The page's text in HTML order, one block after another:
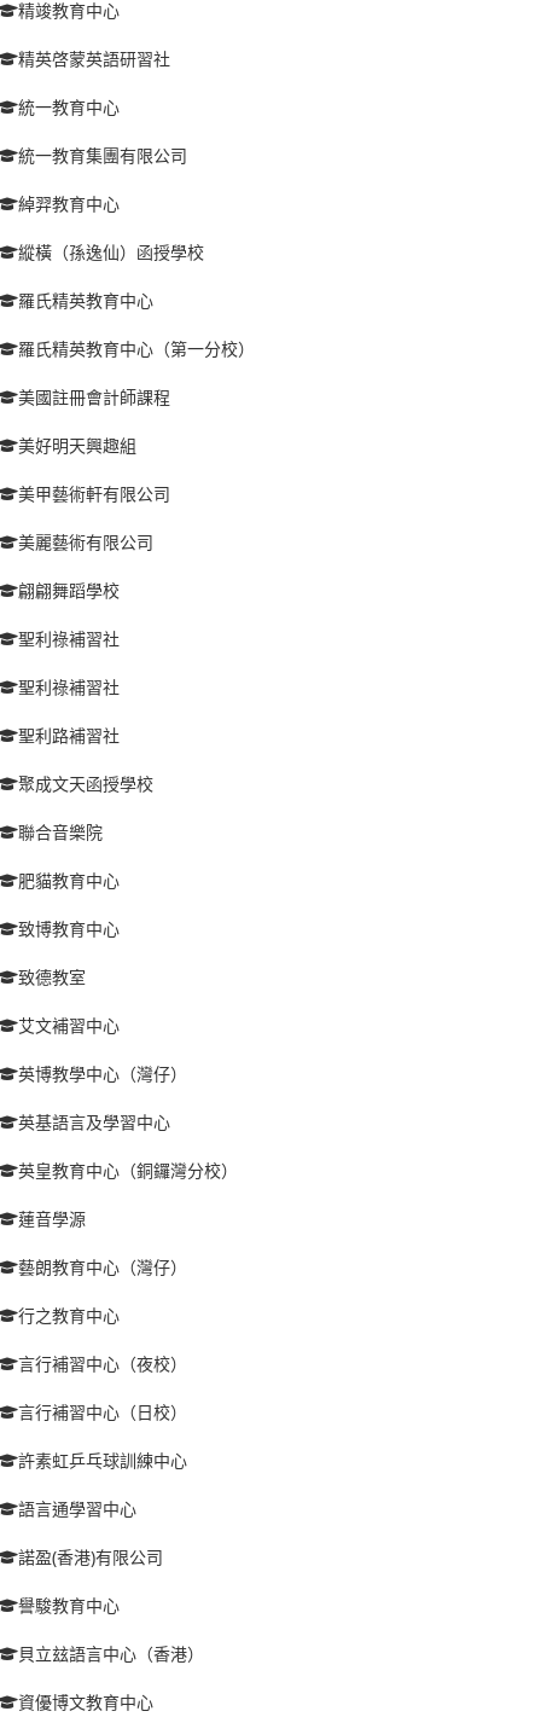
精竣教育中心
精英啓蒙英語研習社
統一教育中心
統一教育集團有限公司
綽羿教育中心
縱橫（孫逸仙）函授學校
羅氏精英教育中心
羅氏精英教育中心（第一分校）
美國註冊會計師課程
美好明天興趣組
美甲藝術軒有限公司
美麗藝術有限公司
翩翩舞蹈學校
聖利祿補習社
聖利祿補習社
聖利路補習社
聚成文天函授學校
聯合音樂院
肥貓教育中心
致博教育中心
致德教室
艾文補習中心
英博教學中心（灣仔）
英基語言及學習中心
英皇教育中心（銅鑼灣分校）
蓮音學源
藝朗教育中心（灣仔）
行之教育中心
言行補習中心（夜校）
言行補習中心（日校）
許素虹乒乓球訓練中心
語言通學習中心
諾盈(香港)有限公司
譽駿教育中心
貝立玆語言中心（香港）
資優博文教育中心